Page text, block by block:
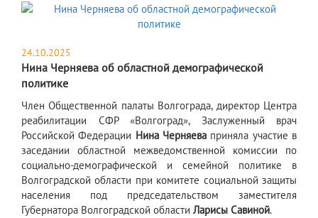
24.10.2025
Нина Черняева об областной демографической
политике
​Член Общественной палаты Волгограда, директор Центра
реабилитации СФР «Волгоград», Заслуженный врач
Российской Федерации Нина Черняева приняла участие в
заседании областной межведомственной комиссии по
социально-демографической и семейной политике в
Волгоградской области при комитете социальной защиты
населения под председательством заместителя
Губернатора Волгоградской области Ларисы Савиной.